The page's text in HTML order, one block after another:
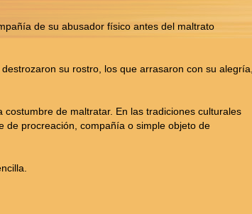
de su abusador físico antes del maltrato
su rostro, los que arrasaron con su alegría,
de maltratar. En las tradiciones culturales
de procreación, compañía o simple objeto de